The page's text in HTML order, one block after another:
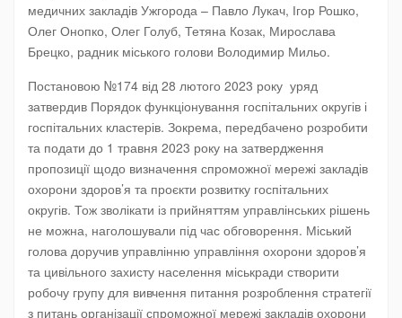
медичних закладів Ужгорода – Павло Лукач, Ігор Рошко,
Олег Онопко, Олег Голуб, Тетяна Козак, Мирослава
Брецко, радник міського голови Володимир Мильо.
Постановою №174 від 28 лютого 2023 року уряд
затвердив Порядок функціонування госпітальних округів і
госпітальних кластерів. Зокрема, передбачено розробити
та подати до 1 травня 2023 року на затвердження
пропозиції щодо визначення спроможної мережі закладів
охорони здоров’я та проєкти розвитку госпітальних
округів. Тож зволікати із прийняттям управлінських рішень
не можна, наголошували під час обговорення. Міський
голова доручив управлінню управління охорони здоров’я
та цивільного захисту населення міськради створити
робочу групу для вивчення питання розроблення стратегії
з питань організації спроможної мережі закладів охорони